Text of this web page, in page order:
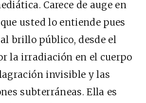
Carece de auge en
usted lo entiende pues
brillo público, desde el
la irradiación en el cuerpo
invisible y las
subterráneas. Ella es